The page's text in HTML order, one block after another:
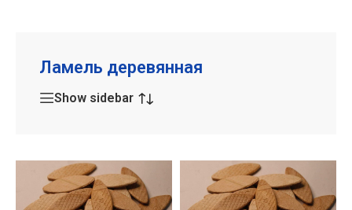
Ламель деревянная
Show sidebar